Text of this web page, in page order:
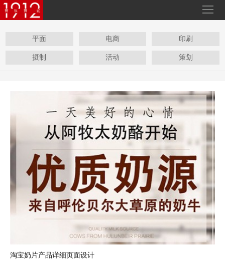
平面 电商 印刷
摄制 活动 策划
淘宝奶片产品详细页面设计